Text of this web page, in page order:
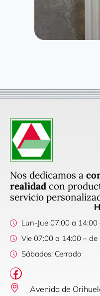
Nos dedicamos a
realidad con
servicio
Lun-Jue 07:00 a
Vie 07:00 a 14:00 –
Sábados: Cerrado
Avenida de